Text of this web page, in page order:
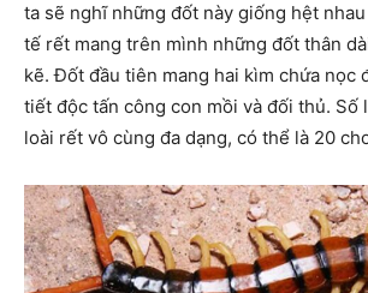
ta sẽ nghĩ những đốt này giống hệt
tế rết mang trên mình những đốt thân
kẽ. Đốt đầu tiên mang hai kìm chứa nọc
tiết độc tấn công con mồi và đối thủ. Số
loài rết vô cùng đa dạng, có thể là 20